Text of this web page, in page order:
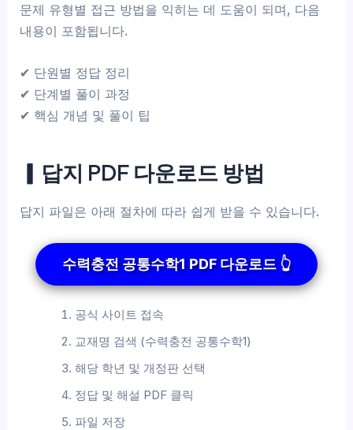
문제 유형별 접근 방법을 익히는 데 도움이 되며, 다음
내용이 포함됩니다.
✔ 단원별 정답 정리
✔ 단계별 풀이 과정
✔ 핵심 개념 및 풀이 팁
▎답지 PDF 다운로드 방법
답지 파일은 아래 절차에 따라 쉽게 받을 수 있습니다.
수력충전 공통수학1 PDF 다운로드 👆
공식 사이트 접속
교재명 검색 (수력충전 공통수학1)
해당 학년 및 개정판 선택
정답 및 해설 PDF 클릭
파일 저장